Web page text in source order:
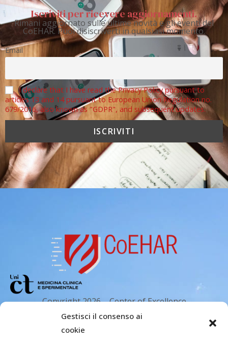
Gestisci il consenso ai
cookie
Iscriviti per ricevere aggiornamenti.
Rimani aggiornato sulle ultime novità e gli eventi del
CoEHAR. Puoi disiscriverti in qualsiasi momento.
Email
I declare that I have read the Privacy Policy pursuant to
articles 13 and 14 pursuant to European Union Regulation no.
679/2016, also known as "GDPR", and subsequent updates.
Copyright 2026 – Center of Excellence
for the acceleration of Harm Reduction.
Tutti i diritti riservati.